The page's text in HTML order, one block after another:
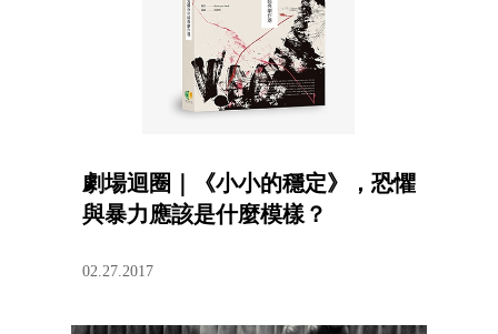
劇場迴圈｜《小小的穩定》，恐懼
與暴力應該是什麼模樣？
02.27.2017